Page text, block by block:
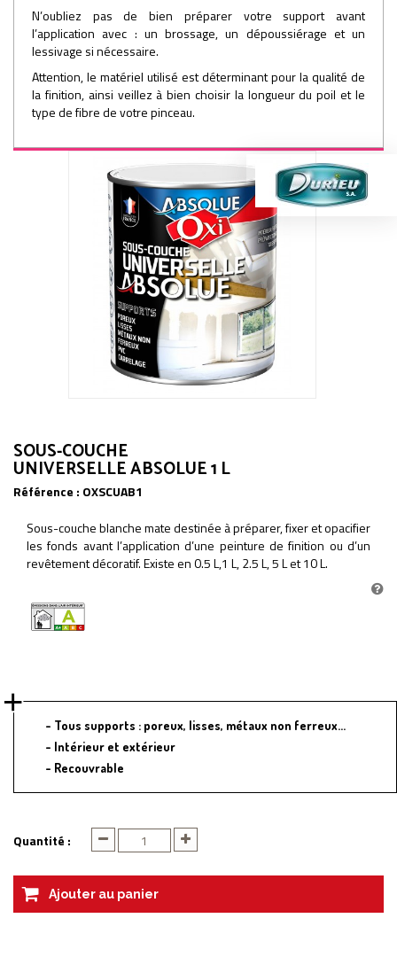
N’oubliez pas de bien préparer votre support avant
l’application avec : un brossage, un dépoussiérage et un
lessivage si nécessaire.
Attention, le matériel utilisé est déterminant pour la qualité de
la finition, ainsi veillez à bien choisir la longueur du poil et le
type de fibre de votre pinceau.
SOUS-COUCHE
UNIVERSELLE ABSOLUE 1 L
Référence : OXSCUAB1
Sous-couche blanche mate destinée à préparer, fixer et opacifier
les fonds avant l’application d’une peinture de finition ou d’un
revêtement décoratif. Existe en 0.5 L,1 L, 2.5 L, 5 L et 10 L.
Tous supports : poreux, lisses, métaux non ferreux...
Intérieur et extérieur
Recouvrable
Quantité :
Ajouter au panier